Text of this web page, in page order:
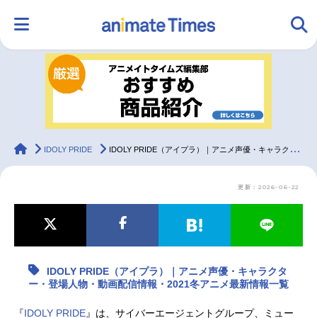
ランキング アニメ
ラジオ みんなの声 グッズ
最新記事一覧
アニメ記事一覧 声優記事一覧
animateTimes
IDOLY PRIDE IDOLY PRIDE（アイプラ）｜アニメ声優・キャラクター・登場人物・動画配信情報・2021冬アニメ最新情報一覧
更新：2026-06-22
IDOLY PRIDE（アイプラ）｜アニメ声優・キャラクタ
ー・登場人物・動画配信情報・2021冬アニメ最新情報一覧
『IDOLY PRIDE』は、サイバーエージェントグループ、ミュー